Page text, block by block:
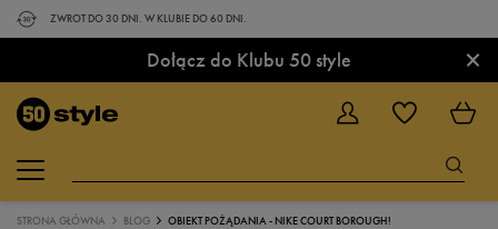
ZWROT DO 30 DNI. W KLUBIE DO 60 DNI.
Dołącz do Klubu 50 style ×
STRONA GŁÓWNA BLOG OBIEKT POŻĄDANIA - NIKE COURT BOROUGH!